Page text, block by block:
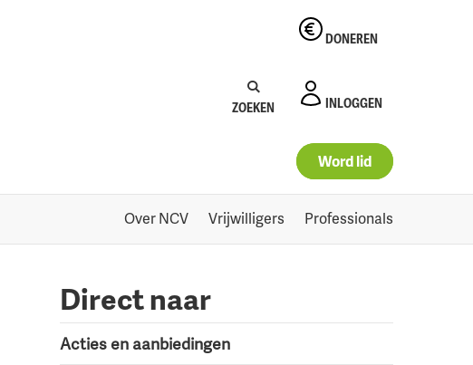
Zoeken:Zoeken
ZOEKEN
DONEREN
INLOGGEN
Word lid
Over NCV Vrijwilligers Professionals
Direct naar
Acties en aanbiedingen